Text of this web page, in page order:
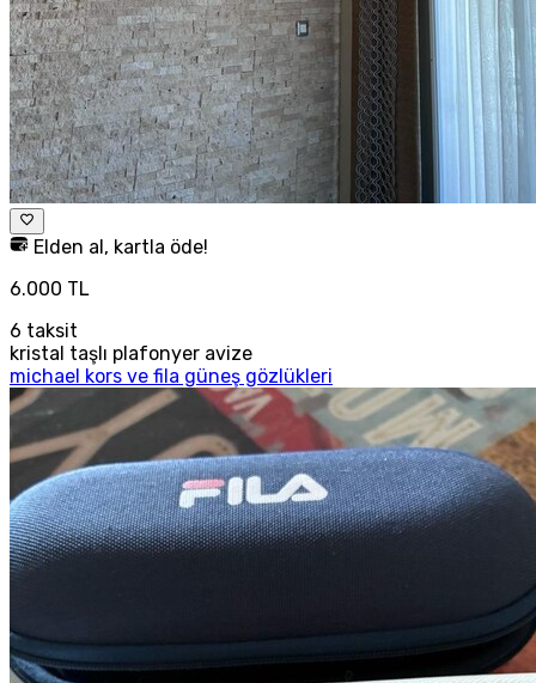
Elden al, kartla öde!
6.000 TL
6 taksit
kristal taşlı plafonyer avize
michael kors ve fila güneş gözlükleri